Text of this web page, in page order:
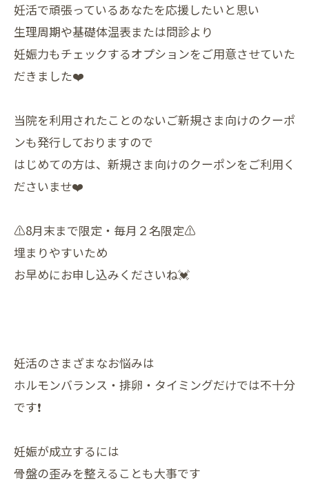
妊活で頑張っているあなたを応援したいと思い
生理周期や基礎体温表または問診より
妊娠力もチェックするオプションをご用意させていた
だきました❤️
当院を利用されたことのないご新規さま向けのクーポ
ンも発行しておりますので
はじめての方は、新規さま向けのクーポンをご利用く
ださいませ❤️
⚠️8月末まで限定・毎月２名限定⚠️
埋まりやすいため
お早めにお申し込みくださいね💓
妊活のさまざまなお悩みは
ホルモンバランス・排卵・タイミングだけでは不十分
です❗
妊娠が成立するには
骨盤の歪みを整えることも大事です